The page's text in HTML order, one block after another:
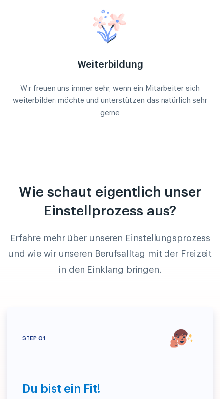
Weiterbildung
Wir freuen uns immer sehr, wenn ein Mitarbeiter sich
weiterbilden möchte und unterstützen das natürlich sehr
gerne
Wie schaut eigentlich unser
Einstellprozess aus?
Erfahre mehr über unseren Einstellungsprozess
und wie wir unseren Berufsalltag mit der Freizeit
in den Einklang bringen.
01
Du bist ein Fit!